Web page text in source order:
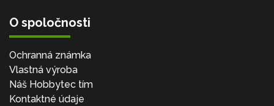
O spoločnosti
Ochranná známka
Vlastná výroba
Náš Hobbytec tím
Kontaktné údaje